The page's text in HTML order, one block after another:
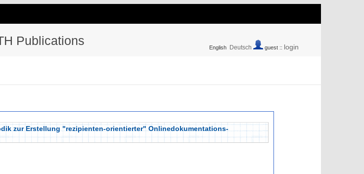
Publications English Deutsch guest :: login
zur Erstellung "rezipienten-orientierter" Onlinedokumentations-